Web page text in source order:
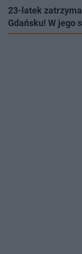
23-latek
Gdańsku! W jego